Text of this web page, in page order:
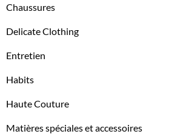
Chaussures
Delicate Clothing
Entretien
Habits
Haute Couture
Matières spéciales et accessoires